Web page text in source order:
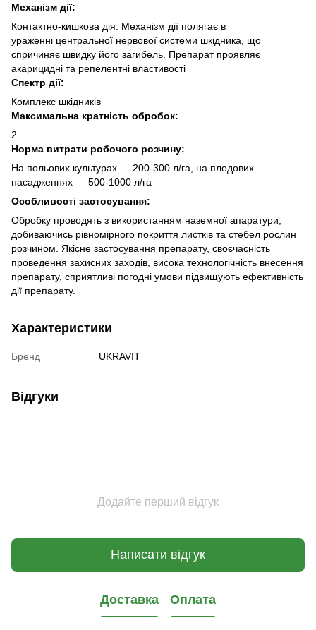
Механiзм дії:
Контактно-кишкова дія. Механізм дії полягає в
ураженні центральної нервової системи шкідника, що
спричиняє швидку його загибель. Препарат проявляє
акарицидні та репелентні властивості
Спектр дії:
Комплекс шкідників
Максимальна кратність обробок:
2
Норма витрати робочого розчину:
На польових культурах — 200-300 л/га, на плодових
насадженнях — 500-1000 л/га
Особливостi застосування:
Обробку проводять з використанням наземної апаратури,
добиваючись рівномірного покриття листків та стебел рослин
розчином. Якісне застосування препарату, своєчасність
проведення захисних заходів, висока технологічність внесення
препарату, сприятливі погодні умови підвищують ефективність
дії препарату.
Характеристики
Бренд UKRAVIT
Відгуки
Додайте перший відгук
Написати відгук
Доставка Оплата